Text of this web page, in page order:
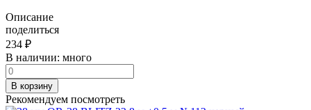
Описание
поделиться
234 ₽
В наличии: много
В корзину
Рекомендуем посмотреть